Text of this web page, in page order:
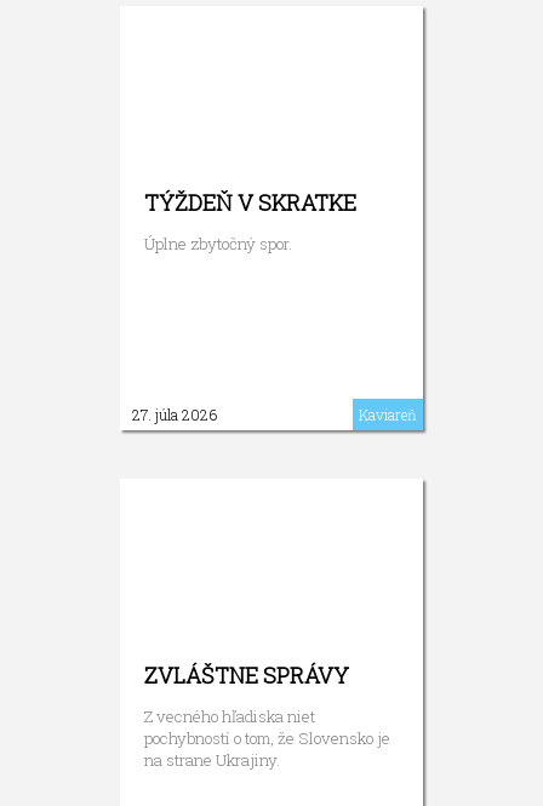
TÝŽDEŇ V SKRATKE
Úplne zbytočný spor.
27. júla 2026 Kaviareň
ZVLÁŠTNE SPRÁVY
Z vecného hľadiska niet
pochybností o tom, že Slovensko je
na strane Ukrajiny.